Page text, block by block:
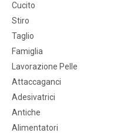
Cucito
Stiro
Taglio
Famiglia
Lavorazione Pelle
Attaccaganci
Adesivatrici
Antiche
Alimentatori